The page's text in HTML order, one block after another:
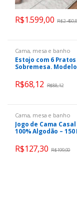
R$1.599,00 R$
Cama, mesa e banho
Estojo com 6 Pratos
Sobremesa. Modelo
Branca. Qualidade
resistência
R$68,12 R$88,12
Cama, mesa e banho
Jogo de Cama
100% Algodão – 150
R$127,30 R$199,90